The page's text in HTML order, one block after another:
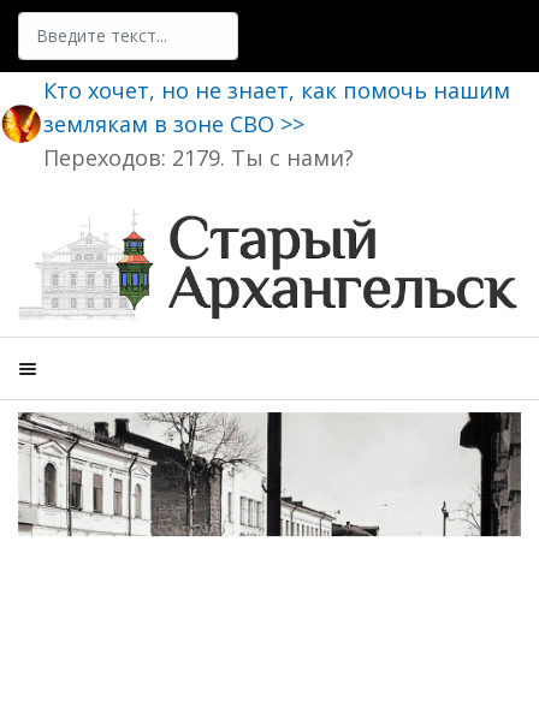
Поиск
Кто хочет, но не знает, как помочь нашим
землякам в зоне СВО >>
Переходов: 2179. Ты с нами?